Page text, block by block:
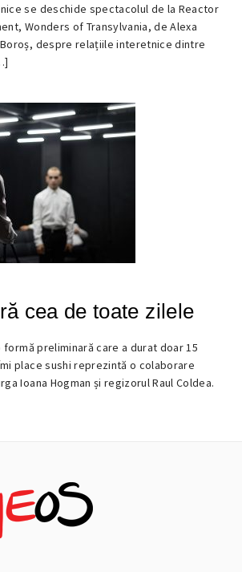
se deschide spectacolul de la Reactor
Wonders of Transylvania, de Alexa
despre relațiile interetnice dintre
cea de toate zilele
preliminară care a durat doar 15
place sushi reprezintă o colaborare
Ioana Hogman și regizorul Raul Coldea.